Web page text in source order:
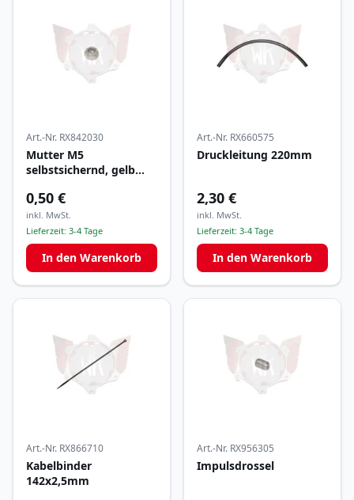
Art.-Nr. RX842030
Mutter M5
selbstsichernd, gelb
0,50 €
inkl. MwSt.
Lieferzeit: 3-4 Tage
In den Warenkorb
Art.-Nr. RX660575
Druckleitung 220mm
2,30 €
inkl. MwSt.
Lieferzeit: 3-4 Tage
In den Warenkorb
Art.-Nr. RX866710
Kabelbinder
142x2,5mm
Art.-Nr. RX956305
Impulsdrossel